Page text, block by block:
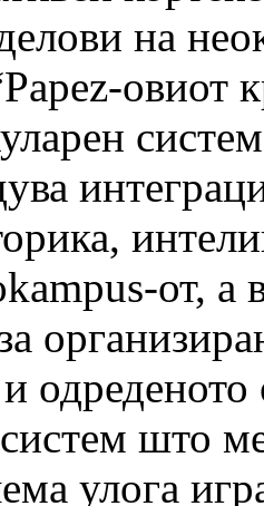
на
овиот
от, а
што
улога